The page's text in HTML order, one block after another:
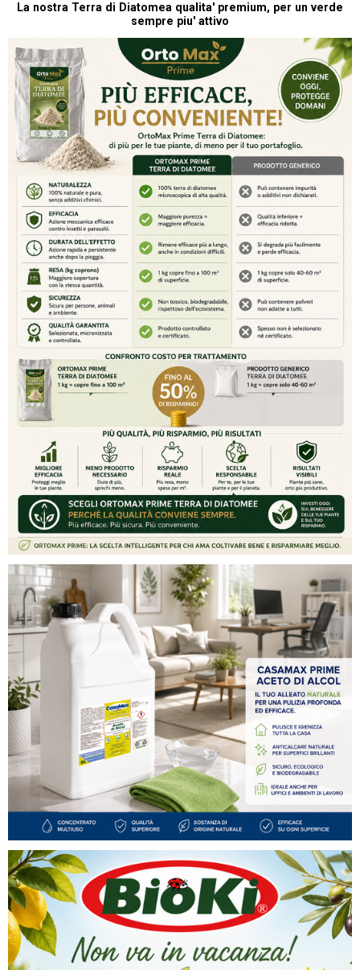
La nostra Terra di Diatomea qualita' premium, per un verde
sempre piu' attivo